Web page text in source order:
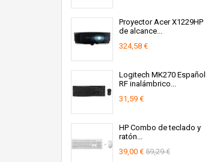
Proyector Acer X1229HP
de alcance...
324,58 €
Logitech MK270 Español
RF inalámbrico...
31,59 €
HP Combo de teclado y
ratón...
39,00 € 59,29 €